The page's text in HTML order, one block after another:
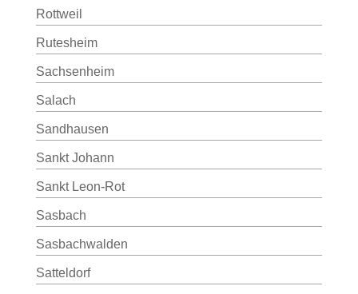
Rottweil
Rutesheim
Sachsenheim
Salach
Sandhausen
Sankt Johann
Sankt Leon-Rot
Sasbach
Sasbachwalden
Satteldorf